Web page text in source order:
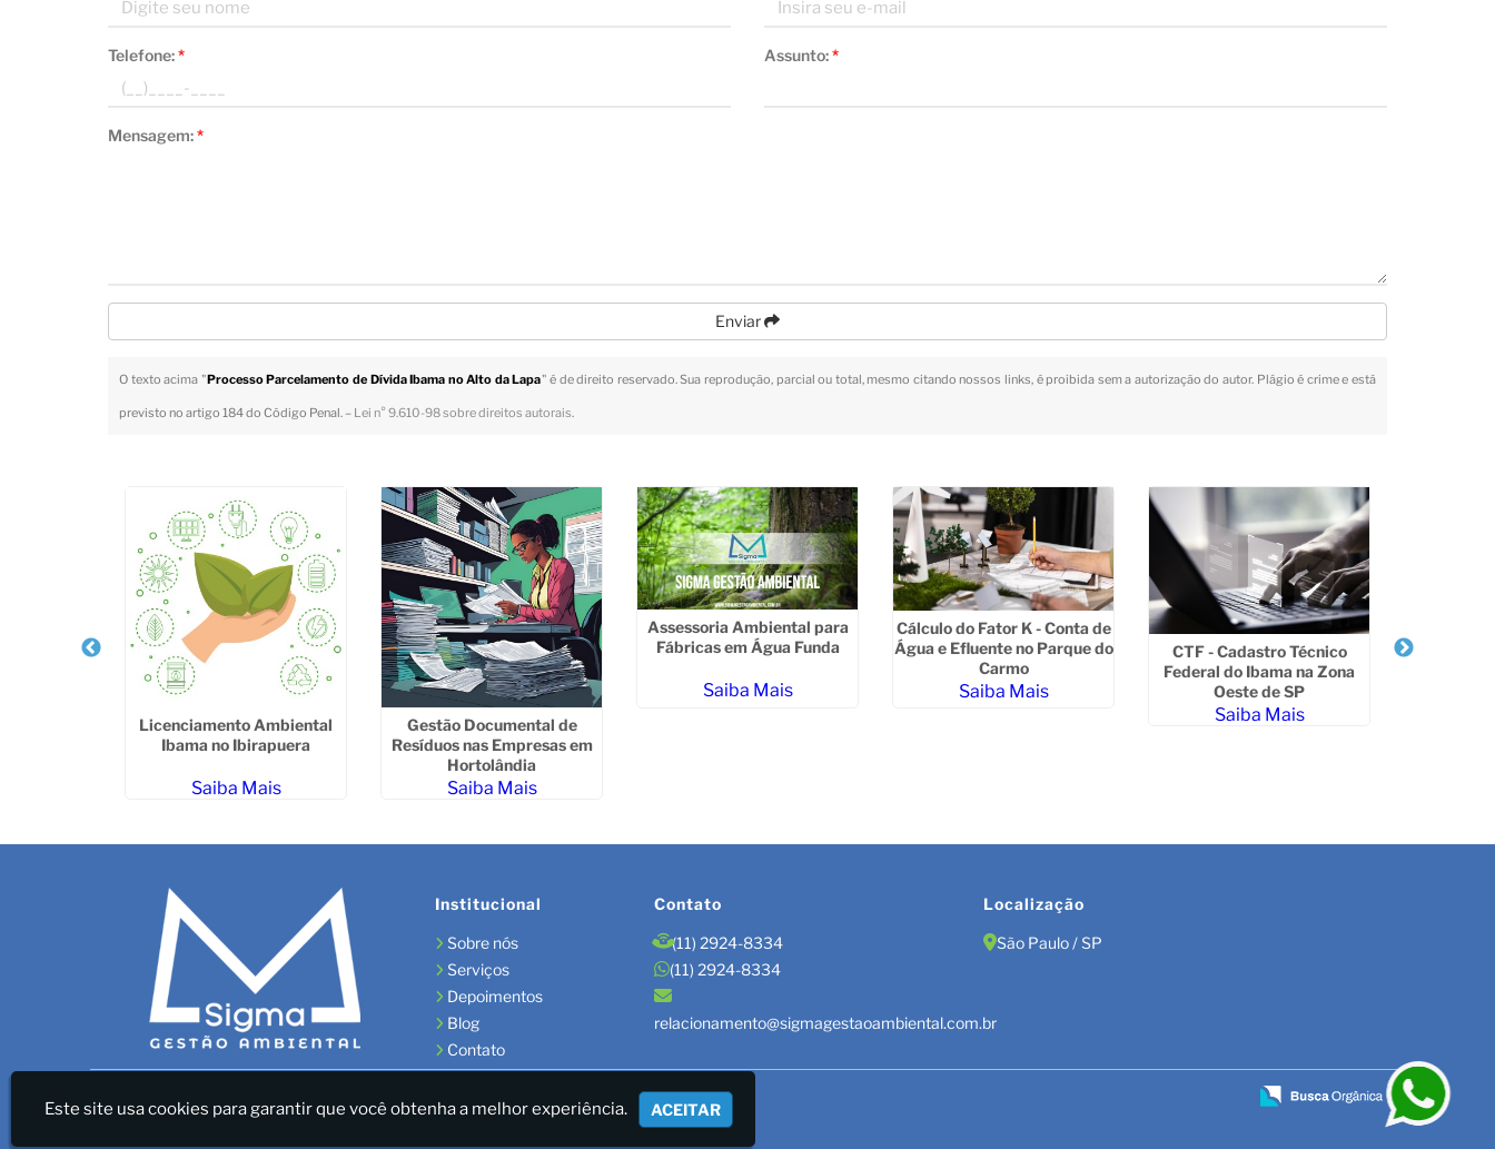
Telefone:* Assunto:*
Mensagem:*
Enviar
O texto acima "Processo Parcelamento de Dívida Ibama no Alto da Lapa" é de direito reservado. Sua reprodução, parcial ou total, mesmo citando nossos links, é proibida sem a autorização do autor. Plágio é crime e está
previsto no artigo 184 do Código Penal. – Lei n° 9.610-98 sobre direitos autorais.
Licenciamento Ambiental
Ibama no Ibirapuera
Saiba Mais
Gestão Documental de
Resíduos nas Empresas em
Hortolândia
Saiba Mais
Assessoria Ambiental para
Fábricas em Água Funda
Saiba Mais
Cálculo do Fator K - Conta de
Água e Efluente no Parque do
Carmo
Saiba Mais
CTF - Cadastro Técnico
Federal do Ibama na Zona
Oeste de SP
Saiba Mais
Institucional
Sobre nós
Serviços
Depoimentos
Blog
Contato
Contato
(11) 2924-8334
(11) 2924-8334
relacionamento@sigmagestaoambiental.com.br
Localização
São Paulo / SP
Sigma Gestão Ambiental - LICENÇAS AMBIENTAIS/GESTÃO DE RESÍDUOS/LAUDOS
Este site usa cookies para garantir que você obtenha a melhor experiência. ACEITAR